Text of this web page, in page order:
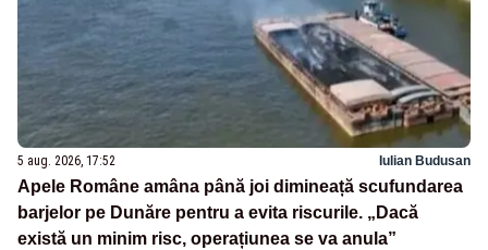
5 aug. 2026, 17:52 Iulian Budusan
Apele Române amâna până joi dimineață scufundarea
barjelor pe Dunăre pentru a evita riscurile. „Dacă
există un minim risc, operațiunea se va anula”